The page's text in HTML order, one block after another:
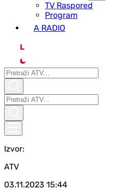
ТV Raspored
Program
A RADIO
L
Izvor:
ATV
03.11.2023 15:44